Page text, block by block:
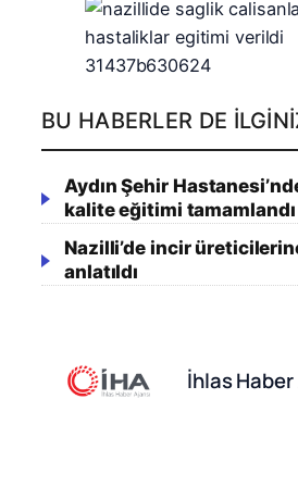
BU HABERLER DE
Aydın Şehir
kalite eğitimi tamamlandı
Nazilli’de incir
anlatıldı
İhlas Haber